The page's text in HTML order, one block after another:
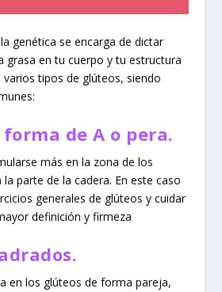
genética se encarga de dictar
grasa en tu cuerpo y tu estructura
varios tipos de glúteos, siendo
de A o pera.
más en la zona de los
parte de la cadera. En este caso
generales de glúteos y cuidar
definición y firmeza
en los glúteos de forma pareja,